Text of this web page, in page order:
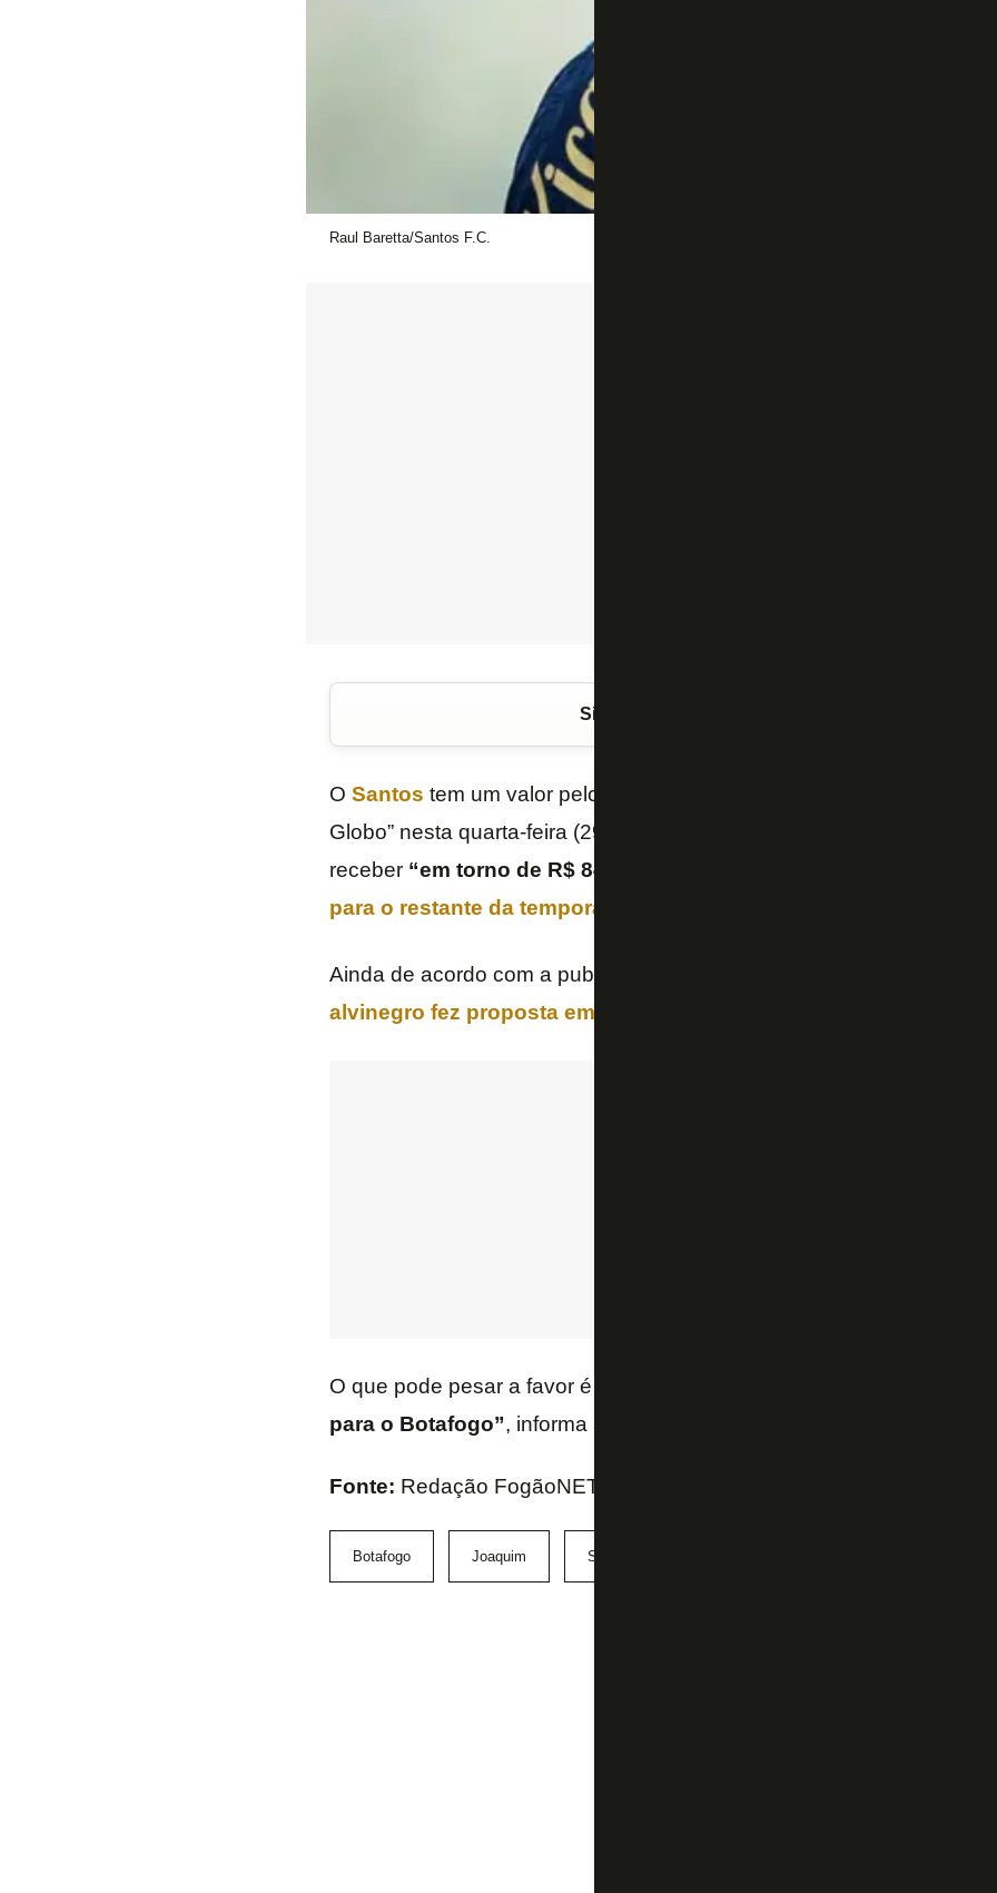
Raul Baretta/Santos F.C.
Siga o FogãoNET
O Santos tem um valor pelo qual imagina negociar
Globo” nesta quarta-feira (29/5), o clube paulista pensa, em um
receber “em torno de R$ 84 milhões”
para o restante da temporada 2024
Ainda de acordo com a publicação, o Glorioso vai tentar baixar a
alvinegro fez proposta em abril – recusada
O que pode pesar a favor é que
para o Botafogo”, informa a reportagem.
Fonte: Redação FogãoNET e O Globo
Botafogo Joaquim Santos